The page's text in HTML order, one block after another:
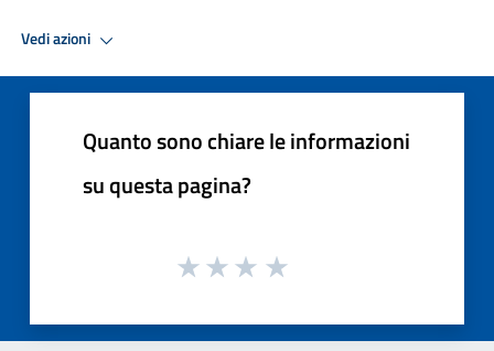
Vedi azioni
Quanto sono chiare le informazioni
su questa pagina?